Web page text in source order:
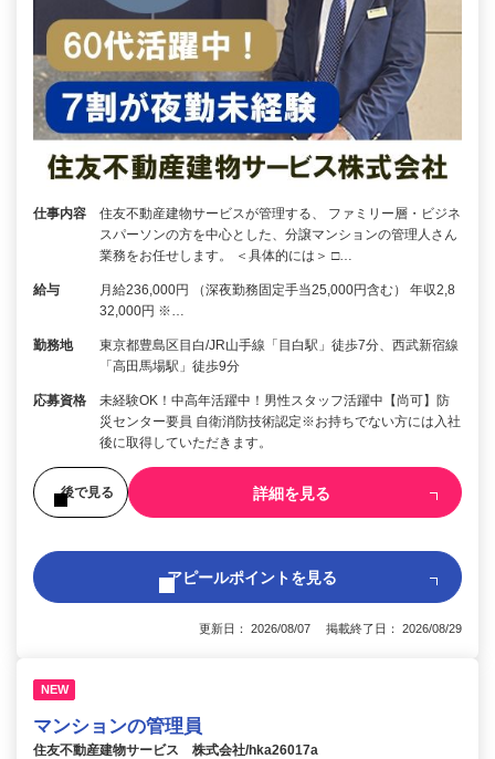
仕事内容
住友不動産建物サービスが管理する、 ファミリー層・ビジネ
スパーソンの方を中心とした、分譲マンションの管理人さん
業務をお任せします。 ＜具体的には＞ □…
給与
月給236,000円 （深夜勤務固定手当25,000円含む） 年収2,8
32,000円 ※…
勤務地
東京都豊島区目白/JR山手線「目白駅」徒歩7分、西武新宿線
「高田馬場駅」徒歩9分
応募資格
未経験OK！中高年活躍中！男性スタッフ活躍中【尚可】防
災センター要員 自衛消防技術認定※お持ちでない方には入社
後に取得していただきます。
後で見る 詳細を見る
アピールポイントを見る
更新日： 2026/08/07 掲載終了日： 2026/08/29
NEW
マンションの管理員
住友不動産建物サービス 株式会社/hka26017a